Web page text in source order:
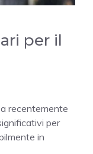
per il
recentemente
per
in